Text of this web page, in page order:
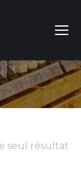
:
seul résultat